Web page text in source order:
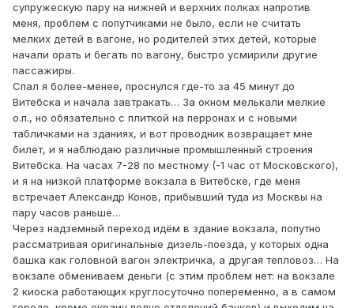
супружескую пару на нижней и верхних полках напротив
меня, проблем с попутчиками не было, если не считать
мелких детей в вагоне, но родителей этих детей, которые
начали орать и бегать по вагону, быстро усмирили другие
пассажиры.
Спал я более-менее, проснулся где-то за 45 минут до
Витебска и начала завтракать… За окном мелькали мелкие
о.п., но обязательно с плиткой на перронах и с новыми
табличками на зданиях, и вот проводник возвращает мне
билет, и я наблюдаю различные промышленный строения
Витебска. На часах 7-28 по местному (-1 час от Московского),
и я на низкой платформе вокзала в Витебске, где меня
встречает Александр Конов, прибывший туда из Москвы на
пару часов раньше…
Через надземный переход идём в здание вокзала, попутно
рассматривая оригинальные дизель-поезда, у которых одна
башка как головной вагон электричка, а другая тепловоз… На
вокзале обмениваем деньги (с этим проблем нет: на вокзале
2 киоска работающих круглосуточно попеременно, а в самом